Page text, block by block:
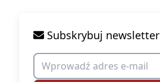
Subskrybuj newsletter